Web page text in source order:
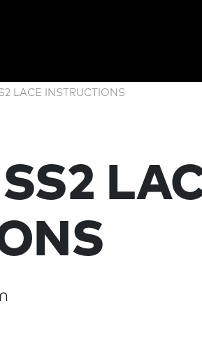
LACE INSTRUCTIONS